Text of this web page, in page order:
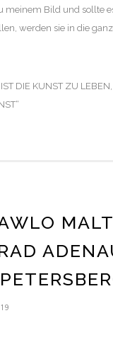
meinem Bild und sollte
werden sie in die
DIE KUNST ZU
MALT